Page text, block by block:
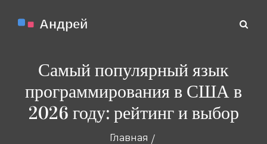
Самый популярный язык
программирования в США в
2026 году: рейтинг и выбор
Главная